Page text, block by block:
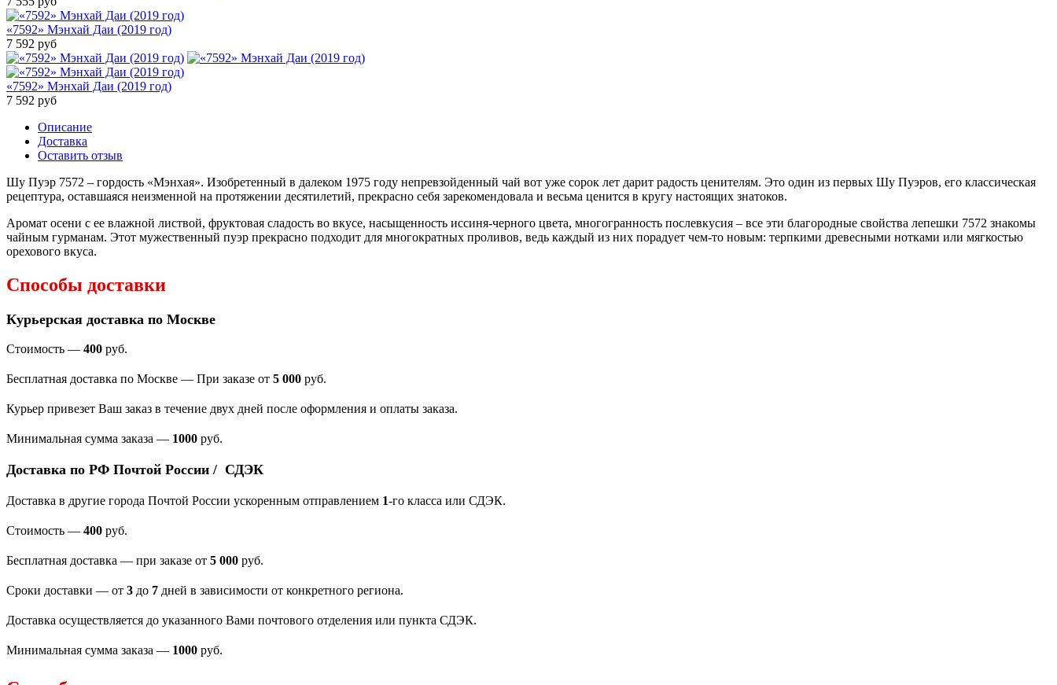
«7592» Мэнхай Даи (2019 год)
7 592 руб
«7592» Мэнхай Даи (2019 год)
7 592 руб
Описание
Доставка
Оставить отзыв
Шу Пуэр 7572 – гордость «Мэнхая». Изобретенный в далеком 1975 году непревзойденный чай вот уже сорок лет дарит радость ценителям. Это один из первых Шу Пуэров, его классическая
рецептура, оставшаяся неизменной на протяжении десятилетий, прекрасно себя зарекомендовала и весьма ценится в кругу настоящих знатоков.
Аромат осени с ее влажной листвой, фруктовая сладость во вкусе, насыщенность иссиня-черного цвета, многогранность послевкусия – все эти благородные свойства лепешки 7572 знакомы
чайным гурманам. Этот мужественный пуэр прекрасно подходит для многократных проливов, ведь каждый из них порадует чем-то новым: терпкими древесными нотками или мягкостью
орехового вкуса.
Способы доставки
Курьерская доставка по Москве
Стоимость — 400 руб.
Бесплатная доставка по Москве — При заказе от 5 000 руб.
Курьер привезет Ваш заказ в течение двух дней после оформления и оплаты заказа.
Минимальная сумма заказа — 1000 руб.
Доставка по РФ Почтой России / СДЭК
Доставка в другие города Почтой России ускоренным отправлением 1-го класса или СДЭК.
Стоимость — 400 руб.
Бесплатная доставка — при заказе от 5 000 руб.
Сроки доставки — от 3 до 7 дней в зависимости от конкретного региона.
Доставка осуществляется до указанного Вами почтового отделения или пункта СДЭК.
Минимальная сумма заказа — 1000 руб.